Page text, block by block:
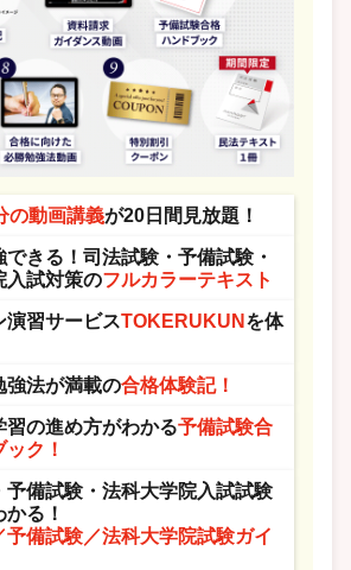
の動画講義が20日間見放題！
できる！司法試験・予備試験・
入試対策のフルカラーテキスト
演習サービスTOKERUKUN を体
強法が満載の合格体験記！
習の進め方がわかる予備試験合
ク！
予備試験・法科大学院入試試験
る！
予備試験／法科大学院試験ガイ